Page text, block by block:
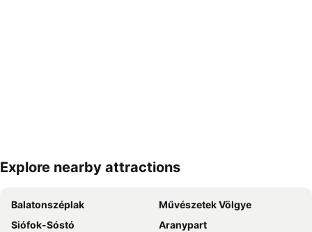
Nagy méretű térkép
Explore nearby attractions
Balatonszéplak
Művészetek Völgye
Siófok-Sóstó
Aranypart